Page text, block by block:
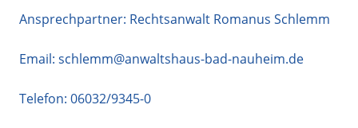
Ansprechpartner: Rechtsanwalt Romanus Schlemm
Email: schlemm@anwaltshaus-bad-nauheim.de
Telefon: 06032/9345-0